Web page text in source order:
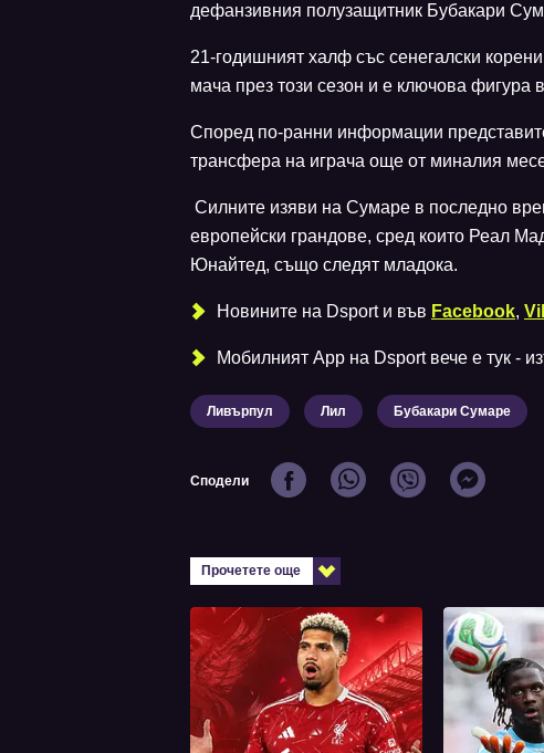
дефанзивния полузащитник Бубакари
21-годишният халф със сенегалски
мача през този сезон и е ключова фигура
Според по-ранни информации
трансфера на играча още от миналия
Силните изяви на Сумаре в последно
европейски грандове, сред които Реал
Юнайтед, също следят младока.
Новините на Dsport и във Facebook,
Мобилният Аpp на Dsport вече е тук -
Ливърпул Лил Бубакари Сумаре
Сподели
Прочетете още